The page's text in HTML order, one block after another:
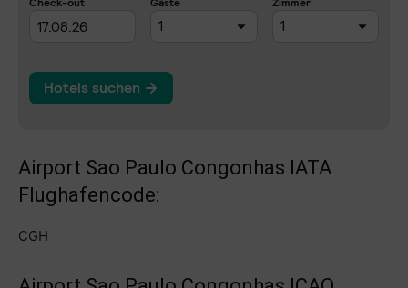
Airport Sao Paulo Congonhas IATA
Flughafencode:
CGH